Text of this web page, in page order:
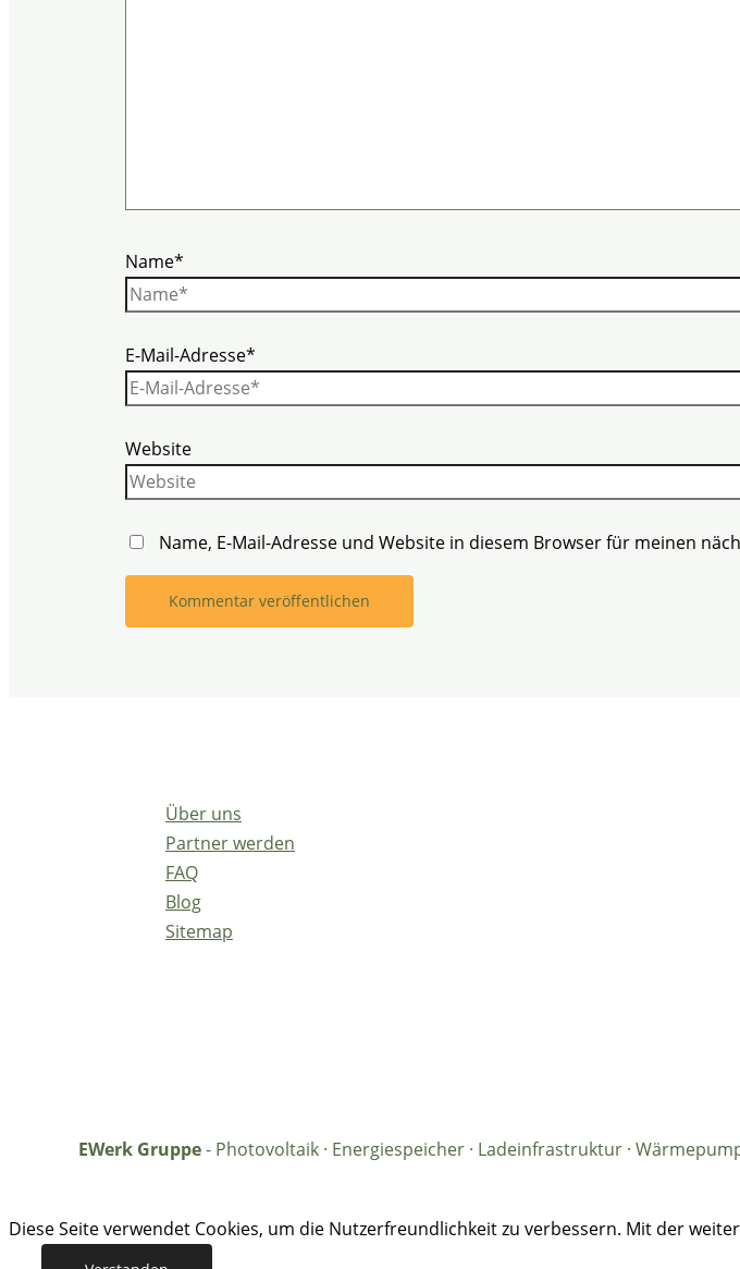
Name*
E-Mail-Adresse*
Website
Name, E-Mail-Adresse und Website in diesem Browser für meinen
Über uns
Partner werden
FAQ
Blog
Sitemap
EWerk Gruppe- Photovoltaik · Energiespeicher · Ladeinfrastruktur ·
Diese Seite verwendet Cookies, um die Nutzerfreundlichkeit zu verbessern. Mit der